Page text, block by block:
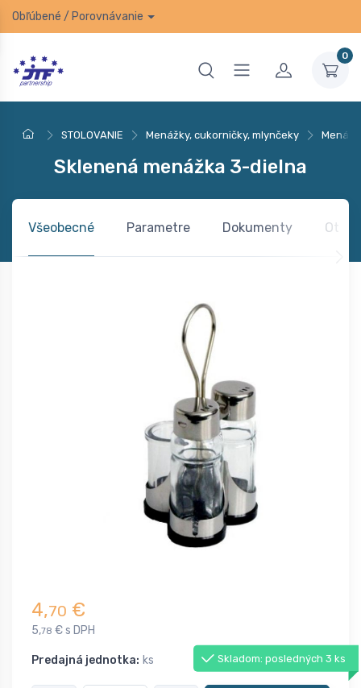
Obľúbené / Porovnávanie
0
STOLOVANIE Menážky, cukorničky, mlynčeky
Sklenená menážka 3-dielna
Všeobecné Parametre Dokumenty
4,70 €
5,78 € s DPH
Predajná jednotka: ks Skladom: posledných 3 ks